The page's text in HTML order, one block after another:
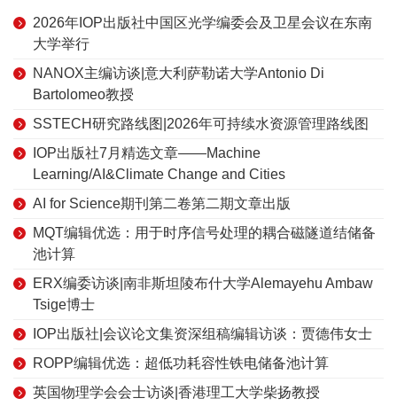
2026年IOP出版社中国区光学编委会及卫星会议在东南
大学举行
NANOX主编访谈|意大利萨勒诺大学Antonio Di
Bartolomeo教授
SSTECH研究路线图|2026年可持续水资源管理路线图
IOP出版社7月精选文章——Machine
Learning/AI&Climate Change and Cities
AI for Science期刊第二卷第二期文章出版
MQT编辑优选：用于时序信号处理的耦合磁隧道结储备
池计算
ERX编委访谈|南非斯坦陵布什大学Alemayehu Ambaw
Tsige博士
IOP出版社|会议论文集资深组稿编辑访谈：贾德伟女士
ROPP编辑优选：超低功耗容性铁电储备池计算
英国物理学会会士访谈|香港理工大学柴扬教授